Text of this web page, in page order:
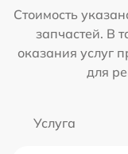
Стоимость
запчастей. В
оказания услуг
для
Услуга